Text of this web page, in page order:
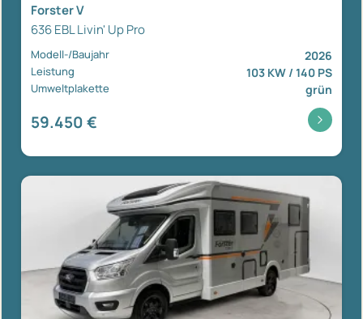
Forster V
636 EBL Livin' Up Pro
Modell-/Baujahr 2026
Leistung 103 KW / 140 PS
Umweltplakette grün
59.450 €